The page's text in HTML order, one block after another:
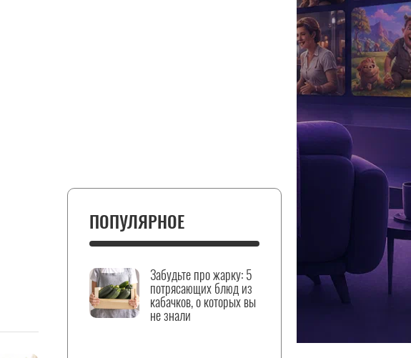
ПОПУЛЯРНОЕ
Забудьте про жарку: 5
потрясающих блюд из
кабачков, о которых вы
не знали